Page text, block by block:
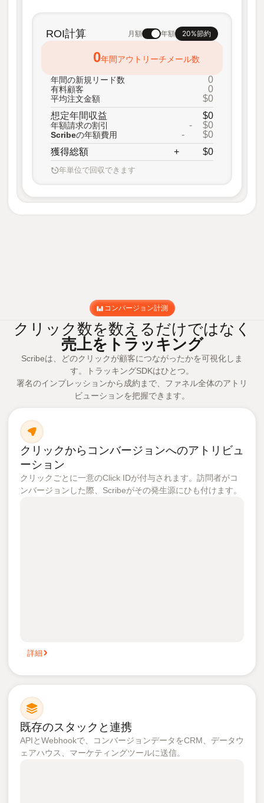
ROI計算 月額 年額 20%節約
0年間アウトリーチメール数
年間の新規リード数 0
有料顧客 0
平均注文金額
$0
想定年間収益
$0
年額請求の割引 - $0
Scribeの年額費用 -
$0
獲得総額
+ $0
年単位で回収できます
コンバージョン計測
クリック数を数えるだけではなく
売上をトラッキング
Scribeは、どのクリックが顧客につながったかを可視化しま
す。トラッキングSDKはひとつ。
署名のインプレッションから成約まで、ファネル全体のアトリ
ビューションを把握できます。
クリックからコンバージョンへのアトリビュ
ーション
クリックごとに一意のClick IDが付与されます。訪問者がコ
ンバージョンした際、Scribeがその発生源にひも付けます。
詳細
既存のスタックと連携
APIとWebhookで、コンバージョンデータをCRM、データウ
ェアハウス、マーケティングツールに送信。